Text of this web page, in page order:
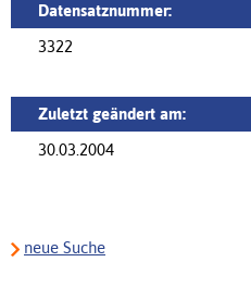
Datensatznummer:
3322
Zuletzt geändert am:
30.03.2004
neue Suche